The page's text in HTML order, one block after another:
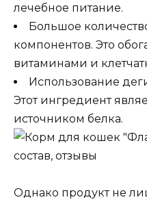
лечебное питание.
Большое
компонентов. Это
витаминами и
Использование
Этот ингредиент
источником белка.
Однако продукт не